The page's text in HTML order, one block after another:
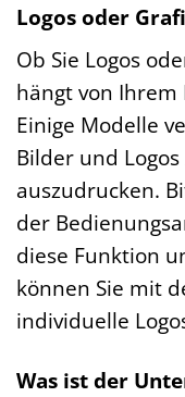
Logos oder
Ob Sie Logos
hängt von Ihrem
Einige Modelle
Bilder und
auszudrucken.
der
diese Funktion
können Sie mit
individuelle
Was ist der